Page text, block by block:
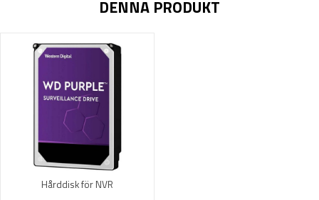
DENNA PRODUKT
Hårddisk för NVR